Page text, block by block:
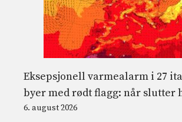
Eksepsjonell varmealarm i 27
byer med rødt flagg: når slutter
6. august 2026